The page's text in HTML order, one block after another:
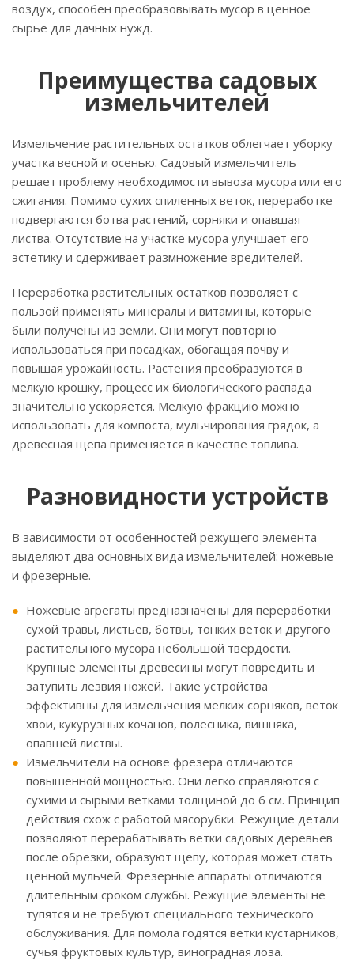
воздух, способен преобразовывать мусор в ценное
сырье для дачных нужд.
Преимущества садовых
измельчителей
Измельчение растительных остатков облегчает уборку
участка весной и осенью. Садовый измельчитель
решает проблему необходимости вывоза мусора или его
сжигания. Помимо сухих спиленных веток, переработке
подвергаются ботва растений, сорняки и опавшая
листва. Отсутствие на участке мусора улучшает его
эстетику и сдерживает размножение вредителей.
Переработка растительных остатков позволяет с
пользой применять минералы и витамины, которые
были получены из земли. Они могут повторно
использоваться при посадках, обогащая почву и
повышая урожайность. Растения преобразуются в
мелкую крошку, процесс их биологического распада
значительно ускоряется. Мелкую фракцию можно
использовать для компоста, мульчирования грядок, а
древесная щепа применяется в качестве топлива.
Разновидности устройств
В зависимости от особенностей режущего элемента
выделяют два основных вида измельчителей: ножевые
и фрезерные.
Ножевые агрегаты предназначены для переработки
сухой травы, листьев, ботвы, тонких веток и другого
растительного мусора небольшой твердости.
Крупные элементы древесины могут повредить и
затупить лезвия ножей. Такие устройства
эффективны для измельчения мелких сорняков, веток
хвои, кукурузных кочанов, полесника, вишняка,
опавшей листвы.
Измельчители на основе фрезера отличаются
повышенной мощностью. Они легко справляются с
сухими и сырыми ветками толщиной до 6 см. Принцип
действия схож с работой мясорубки. Режущие детали
позволяют перерабатывать ветки садовых деревьев
после обрезки, образуют щепу, которая может стать
ценной мульчей. Фрезерные аппараты отличаются
длительным сроком службы. Режущие элементы не
тупятся и не требуют специального технического
обслуживания. Для помола годятся ветки кустарников,
сучья фруктовых культур, виноградная лоза.